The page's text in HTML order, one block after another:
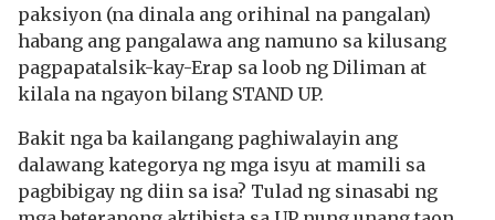
paksiyon (na dinala ang orihinal na pangalan)
habang ang pangalawa ang namuno sa kilusang
pagpapatalsik-kay-Erap sa loob ng Diliman at
kilala na ngayon bilang STAND UP.
Bakit nga ba kailangang paghiwalayin ang
dalawang kategorya ng mga isyu at mamili sa
pagbibigay ng diin sa isa? Tulad ng sinasabi ng